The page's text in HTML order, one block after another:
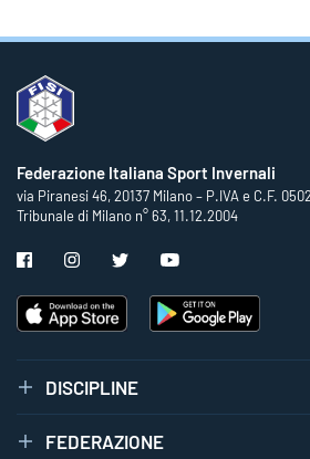
Federazione Italiana Sport Invernali
via Piranesi 46, 20137 Milano – P.IVA e C.F.
Tribunale di Milano n° 63, 11.12.2004
DISCIPLINE
FEDERAZIONE